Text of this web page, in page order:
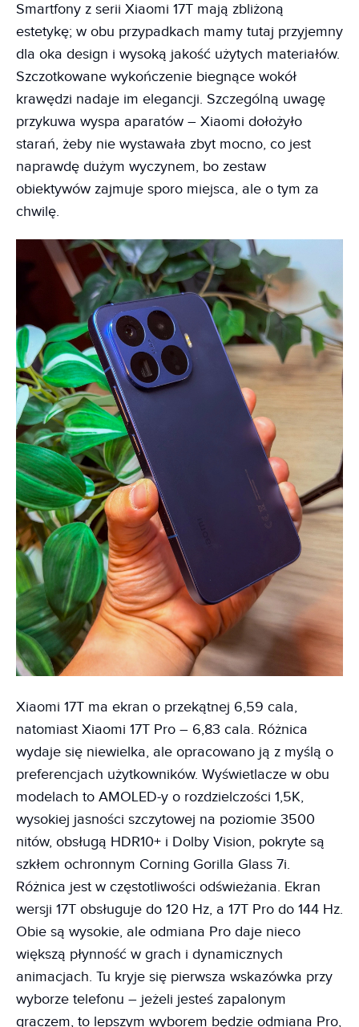
Smartfony z serii Xiaomi 17T mają zbliżoną
estetykę; w obu przypadkach mamy tutaj przyjemny
dla oka design i wysoką jakość użytych materiałów.
Szczotkowane wykończenie biegnące wokół
krawędzi nadaje im elegancji. Szczególną uwagę
przykuwa wyspa aparatów – Xiaomi dołożyło
starań, żeby nie wystawała zbyt mocno, co jest
naprawdę dużym wyczynem, bo zestaw
obiektywów zajmuje sporo miejsca, ale o tym za
chwilę.
Xiaomi 17T ma ekran o przekątnej 6,59 cala,
natomiast Xiaomi 17T Pro – 6,83 cala. Różnica
wydaje się niewielka, ale opracowano ją z myślą o
preferencjach użytkowników. Wyświetlacze w obu
modelach to AMOLED-y o rozdzielczości 1,5K,
wysokiej jasności szczytowej na poziomie 3500
nitów, obsługą HDR10+ i Dolby Vision, pokryte są
szkłem ochronnym Corning Gorilla Glass 7i.
Różnica jest w częstotliwości odświeżania. Ekran
wersji 17T obsługuje do 120 Hz, a 17T Pro do 144 Hz.
Obie są wysokie, ale odmiana Pro daje nieco
większą płynność w grach i dynamicznych
animacjach. Tu kryje się pierwsza wskazówka przy
wyborze telefonu – jeżeli jesteś zapalonym
graczem, to lepszym wyborem będzie odmiana Pro,